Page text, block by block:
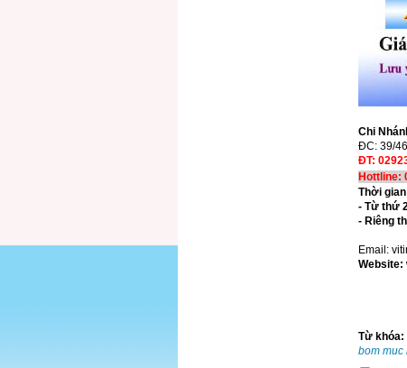
Chi
ĐC: 39/
ĐT:
Hottline:
Thời
- Từ thứ
- Riêng
Email:
Website:
Từ khóa:
bom muc